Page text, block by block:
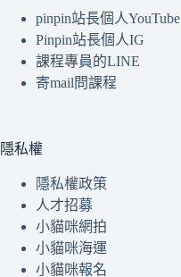
pinpin站長個人YouTube
Pinpin站長個人IG
課程專員的LINE
寄mail問課程
隱私權
隱私權政策
人才招募
小貓咪網拍
小貓咪海運
小貓咪報名